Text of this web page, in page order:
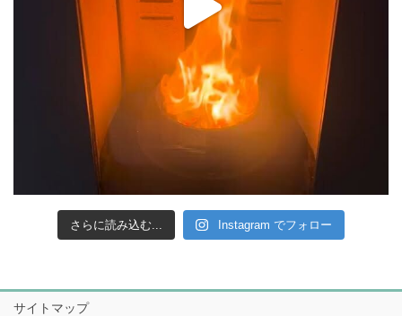
さらに読み込む... Instagram でフォロー
サイトマップ